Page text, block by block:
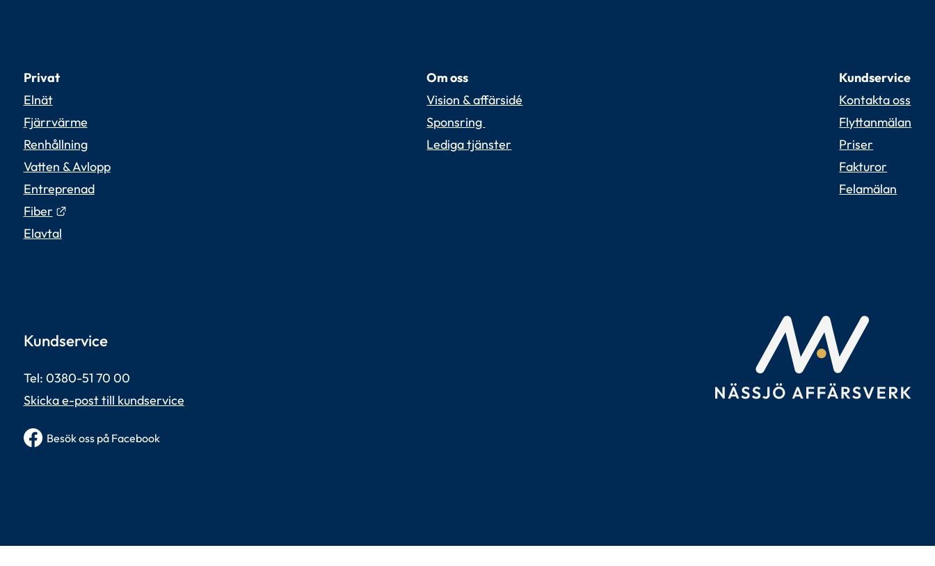
Privat
Elnät
Fjärrvärme
Renhållning
Vatten & Avlopp
Entreprenad
Fiber
Länk till annan webbplats.
Elavtal
Om oss
Vision & affärsidé
Sponsring
Lediga tjänster
Kundservice
Kontakta oss
Flyttanmälan
Priser
Fakturor
Felamälan
Kundservice
Tel: 0380-51 70 00
Skicka e-post till kundservice
Besök oss på Facebook